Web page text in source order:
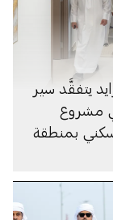
يتفقَّد سير
مشروع
بمنطقة